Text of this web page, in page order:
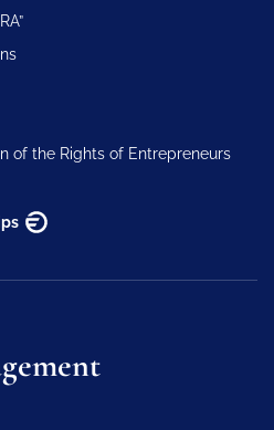
of the Rights of Entrepreneurs